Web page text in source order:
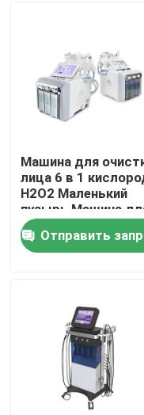
Дом
Ролики
VR - шоу
Машина для
лица 6 в 1
H2O2 Маленький
пузырь Машина
очистки лица
Отправить